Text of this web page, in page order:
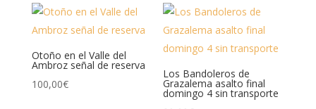
era:
375,00€.
es:
345,00€.
305,00€.275,00€.
Otoño en el Valle del
Ambroz señal de reserva
100,00€
Los Bandoleros de
Grazalema asalto final
domingo 4 sin transporte